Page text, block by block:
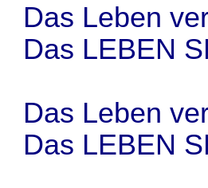
Das Leben
Das LEBEN
Das Leben
Das LEBEN